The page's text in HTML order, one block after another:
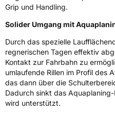
Weitere Eigenschaften
SchlauchtypTL
ZustandNeureifen
VerstärktXL
Grip und Handling.
Solider Umgang mit
Durch das spezielle
regnerischen Tagen effektiv
Kontakt zur Fahrbahn zu
umlaufende Rillen im Profil des
das dann über die
Dadurch sinkt das
wird unterstützt.